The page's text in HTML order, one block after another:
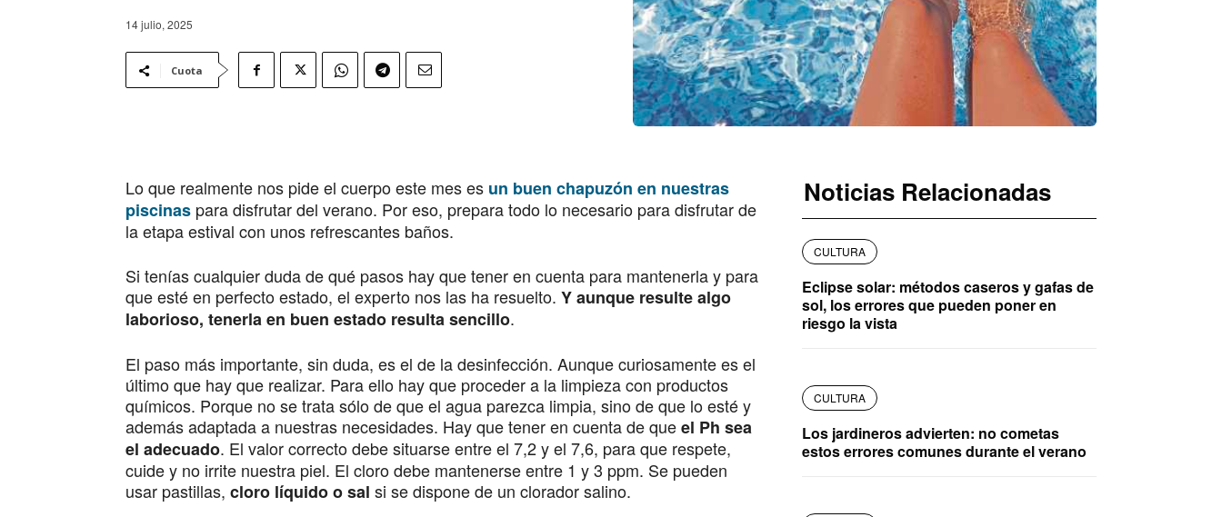
14 julio, 2025
Cuota
Lo que realmente nos pide el cuerpo este mes es un buen chapuzón en nuestras
piscinas para disfrutar del verano. Por eso, prepara todo lo necesario para disfrutar de
la etapa estival con unos refrescantes baños.
Si tenías cualquier duda de qué pasos hay que tener en cuenta para mantenerla y para
que esté en perfecto estado, el experto nos las ha resuelto. Y aunque resulte algo
laborioso, tenerla en buen estado resulta sencillo.
El paso más importante, sin duda, es el de la desinfección. Aunque curiosamente es el
último que hay que realizar. Para ello hay que proceder a la limpieza con productos
químicos. Porque no se trata sólo de que el agua parezca limpia, sino de que lo esté y
además adaptada a nuestras necesidades. Hay que tener en cuenta de queel Ph sea
el adecuado. El valor correcto debe situarse entre el 7,2 y el 7,6, para que respete,
cuide y no irrite nuestra piel. El cloro debe mantenerse entre 1 y 3 ppm. Se pueden
usar pastillas, cloro líquido o sal si se dispone de un clorador salino.
Noticias Relacionadas
CULTURA
Eclipse solar: métodos caseros y gafas de
sol, los errores que pueden poner en
riesgo la vista
CULTURA
Los jardineros advierten: no cometas
estos errores comunes durante el verano